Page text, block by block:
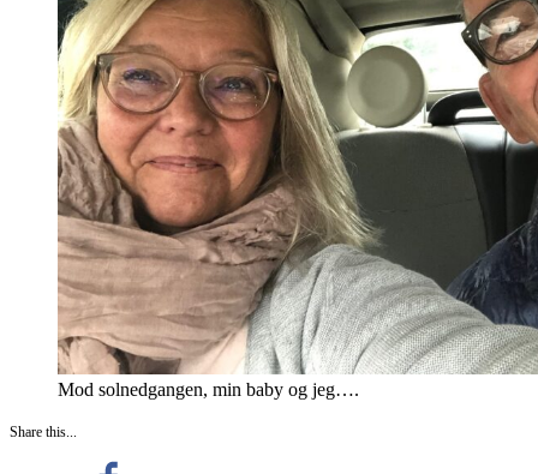
Mod solnedgangen, min baby og jeg….
Share this...